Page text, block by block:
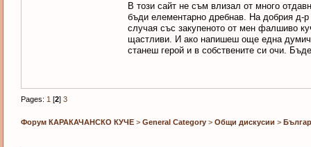
В този сайт не съм влизал от много
бъди елементарно дребнав. На добрия д-
случая със закупеното от мен фалшиво
щастливи. И ако напишеш още една
станеш герой и в собствените си очи.
Pages: 1 [2] 3
Форум КАРАКАЧАНСКО КУЧЕ> General Category> Общи дискусии >